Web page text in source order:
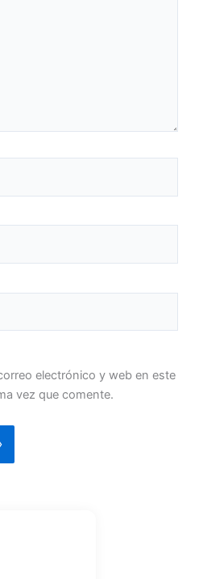
electrónico y web en este
vez que comente.